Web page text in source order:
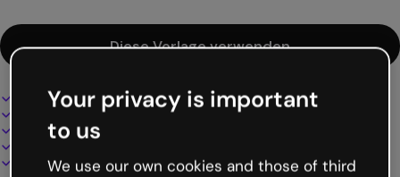
Diese Vorlage verwenden
Interaktives und animiertes Design
100% anpassbar
Audio, Video und Multimedia hinzufügen
Als PDF, MP4 und andere Formate herunterladen
Your privacy is important
to us
We use our own cookies and those of third